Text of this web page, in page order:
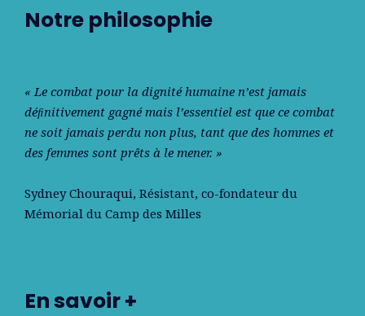
Notre philosophie
« Le combat pour la dignité humaine n’est jamais
déﬁnitivement gagné mais l’essentiel est que ce combat
ne soit jamais perdu non plus, tant que des hommes et
des femmes sont prêts à le mener. »
Sydney Chouraqui, Résistant, co-fondateur du
Mémorial du Camp des Milles
En savoir +